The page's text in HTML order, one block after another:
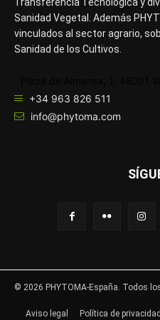
Transferencia Tecnológica y
Sanidad Vegetal. Además
vinculados al sector agrario,
Sanidad de los Cultivos.
+34 963 826 511
info@phytoma.com
© 2026 PHYTOMA-España. Todos
Aviso legal Política de privacidad